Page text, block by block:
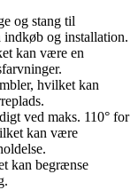
og stang til
og installation.
kan være en
hvilket kan
ved maks. 110° for
kan være
kan begrænse